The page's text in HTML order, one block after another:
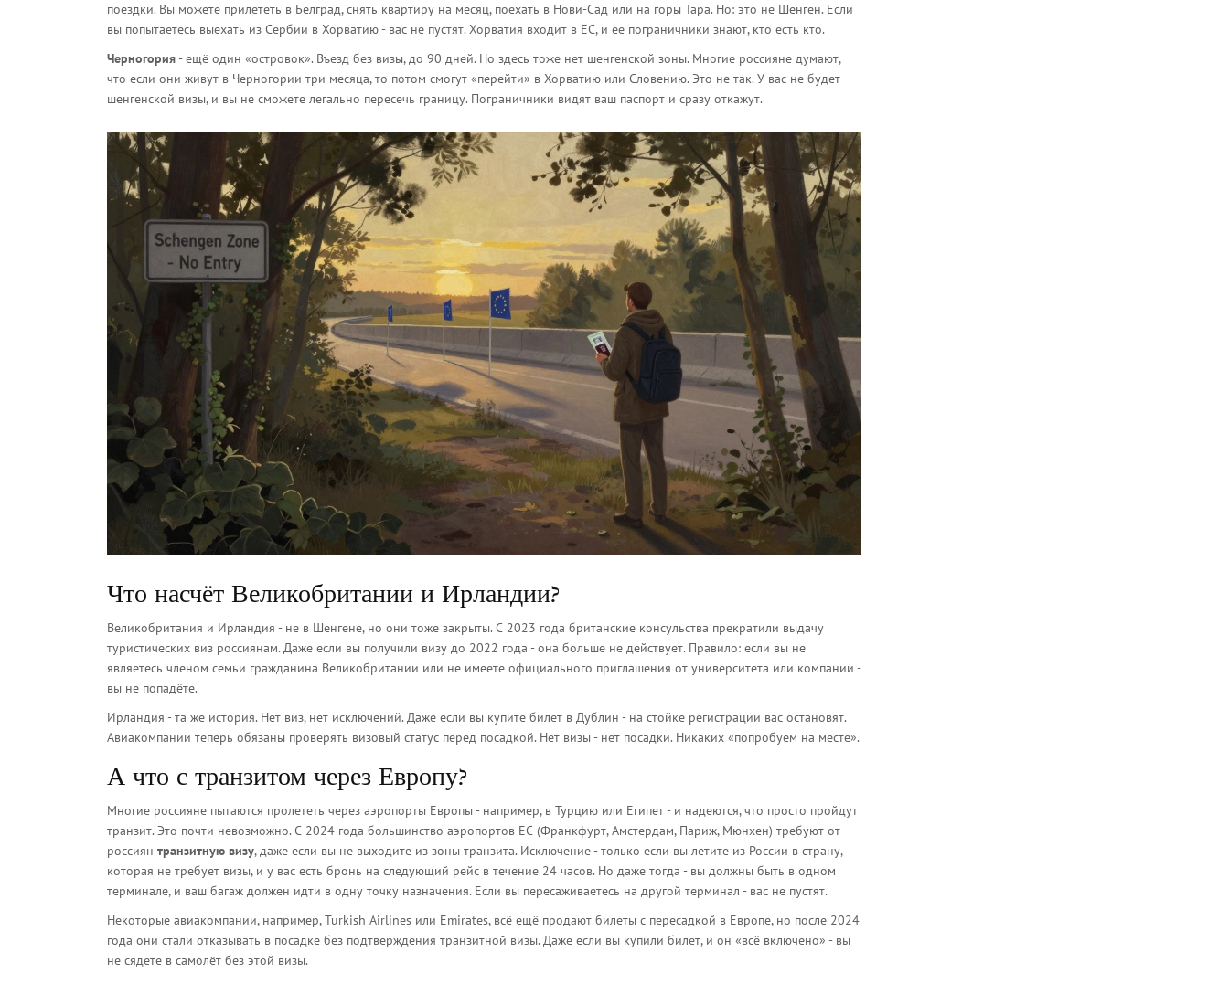
поездки. Вы можете прилететь в Белград, снять квартиру на месяц, поехать в Нови-Сад или на горы Тара. Но: это не Шенген. Если
вы попытаетесь выехать из Сербии в Хорватию - вас не пустят. Хорватия входит в ЕС, и её пограничники знают, кто есть кто.
Черногория- ещё один «островок». Въезд без визы, до 90 дней. Но здесь тоже нет шенгенской зоны. Многие россияне думают,
что если они живут в Черногории три месяца, то потом смогут «перейти» в Хорватию или Словению. Это не так. У вас не будет
шенгенской визы, и вы не сможете легально пересечь границу. Пограничники видят ваш паспорт и сразу откажут.
Что насчёт Великобритании и Ирландии?
Великобритания и Ирландия - не в Шенгене, но они тоже закрыты. С 2023 года британские консульства прекратили выдачу
туристических виз россиянам. Даже если вы получили визу до 2022 года - она больше не действует. Правило: если вы не
являетесь членом семьи гражданина Великобритании или не имеете официального приглашения от университета или компании -
вы не попадёте.
Ирландия - та же история. Нет виз, нет исключений. Даже если вы купите билет в Дублин - на стойке регистрации вас остановят.
Авиакомпании теперь обязаны проверять визовый статус перед посадкой. Нет визы - нет посадки. Никаких «попробуем на месте».
А что с транзитом через Европу?
Многие россияне пытаются пролететь через аэропорты Европы - например, в Турцию или Египет - и надеются, что просто пройдут
транзит. Это почти невозможно. С 2024 года большинство аэропортов ЕС (Франкфурт, Амстердам, Париж, Мюнхен) требуют от
россиян транзитную визу, даже если вы не выходите из зоны транзита. Исключение - только если вы летите из России в страну,
которая не требует визы, и у вас есть бронь на следующий рейс в течение 24 часов. Но даже тогда - вы должны быть в одном
терминале, и ваш багаж должен идти в одну точку назначения. Если вы пересаживаетесь на другой терминал - вас не пустят.
Некоторые авиакомпании, например, Turkish Airlines или Emirates, всё ещё продают билеты с пересадкой в Европе, но после 2024
года они стали отказывать в посадке без подтверждения транзитной визы. Даже если вы купили билет, и он «всё включено» - вы
не сядете в самолёт без этой визы.